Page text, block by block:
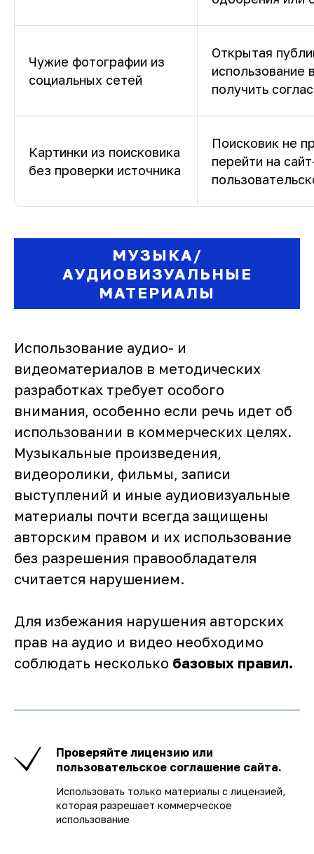
Чужие фотографии из
социальных сетей
Открытая
использование
получить
Картинки из поисковика
без проверки источника
Поисковик не
перейти на
МУЗЫКА/
АУДИОВИЗУАЛЬНЫЕ
МАТЕРИАЛЫ
Использование аудио- и
видеоматериалов в методических
разработках требует особого
внимания, особенно если речь идет об
использовании в коммерческих целях.
Музыкальные произведения,
видеоролики, фильмы, записи
выступлений и иные аудиовизуальные
материалы почти всегда защищены
авторским правом и их использование
без разрешения правообладателя
считается нарушением.
Для избежания нарушения авторских
прав на аудио и видео необходимо
соблюдать несколько базовых правил.
Проверяйте лицензию или
пользовательское соглашение сайта.
Использовать только материалы с лицензией,
которая разрешает коммерческое
использование